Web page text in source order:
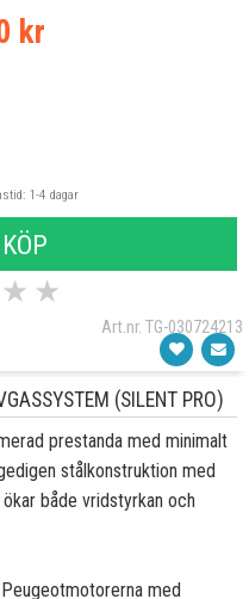
kr
1-4 dagar
KÖP
★ ★
Art.nr. TG-030724213
(SILENT PRO)
prestanda med minimalt
stålkonstruktion med
både vridstyrkan och
med